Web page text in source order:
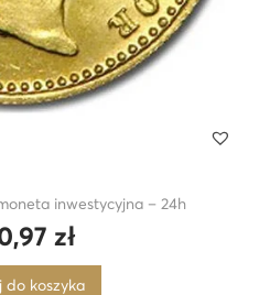
inwestycyjna – 24h
zł
do koszyka